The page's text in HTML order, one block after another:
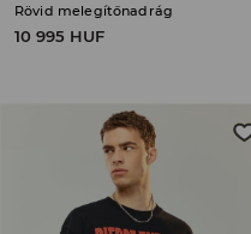
Rövid melegítőnadrág
10 995 HUF